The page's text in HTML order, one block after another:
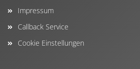
Impressum
Callback Service
Cookie Einstellungen